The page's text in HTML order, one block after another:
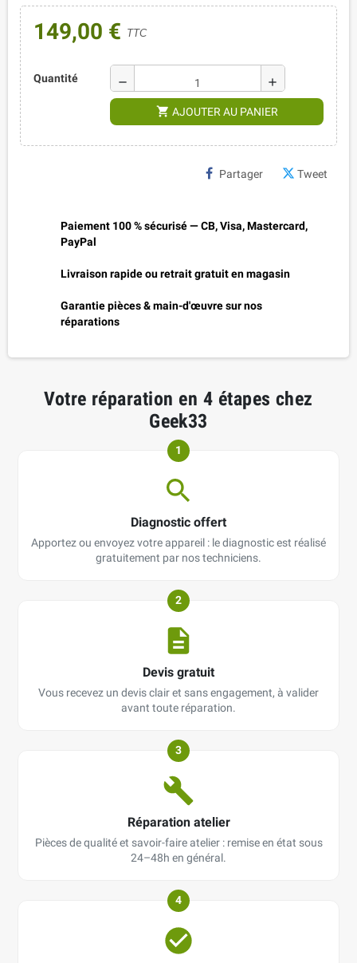
149,00 € TTC
Quantité remove add
shopping_cart AJOUTER AU PANIER
Partager Tweet
Paiement 100 % sécurisé — CB, Visa, Mastercard,
PayPal
Livraison rapide ou retrait gratuit en magasin
Garantie pièces & main-d'œuvre sur nos
réparations
Votre réparation en 4 étapes chez
Geek33
1
Diagnostic offert
Apportez ou envoyez votre appareil : le diagnostic est réalisé
gratuitement par nos techniciens.
2
Devis gratuit
Vous recevez un devis clair et sans engagement, à valider
avant toute réparation.
3
Réparation atelier
Pièces de qualité et savoir-faire atelier : remise en état sous
24–48h en général.
4